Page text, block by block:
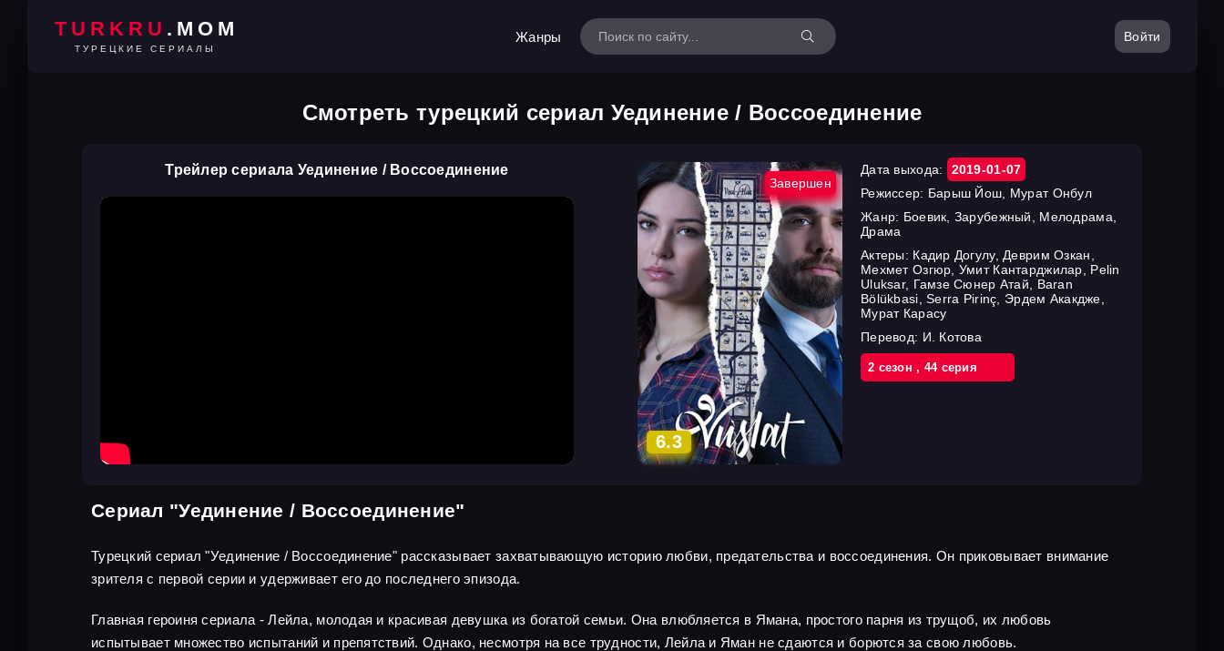
TURKRU .MOM
ТУРЕЦКИЕ СЕРИАЛЫ
Жанры Войти
Смотреть турецкий сериал Уединение / Воссоединение
Трейлер сериала Уединение / Воссоединение
Завершен
6.3
Дата выхода:
2019-01-07
Режиссер: Барыш Йош, Мурат Онбул
Жанр: Боевик, Зарубежный, Мелодрама,
Драма
Актеры: Кадир Догулу, Деврим Озкан,
Мехмет Озгюр, Умит Кантарджилар, Pelin
Uluksar, Гамзе Сюнер Атай, Baran
Bölükbasi, Serra Pirinç, Эрдем Акакдже,
Мурат Карасу
Перевод: И. Котова
2 cезон, 44 cерия
Сериал "Уединение / Воссоединение"
Турецкий сериал "Уединение / Воссоединение" рассказывает захватывающую историю любви, предательства и воссоединения. Он приковывает внимание
зрителя с первой серии и удерживает его до последнего эпизода.
Главная героиня сериала - Лейла, молодая и красивая девушка из богатой семьи. Она влюбляется в Ямана, простого парня из трущоб, их любовь
испытывает множество испытаний и препятствий. Однако, несмотря на все трудности, Лейла и Яман не сдаются и борются за свою любовь.